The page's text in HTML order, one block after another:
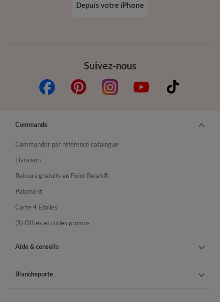
Suivez-nous
Depuis votre iPhone
Commande
Commander par référence catalogue
Livraison
Retours gratuits en Point Relais®
Paiement
Carte 4 Etoiles
(1) Offres et codes promos
Aide & conseils
Blancheporte